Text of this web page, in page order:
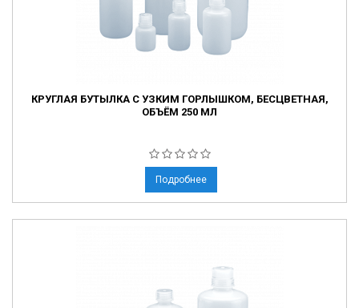
КРУГЛАЯ БУТЫЛКА С УЗКИМ ГОРЛЫШКОМ, БЕСЦВЕТНАЯ,
ОБЪЁМ 250 МЛ
Подробнее